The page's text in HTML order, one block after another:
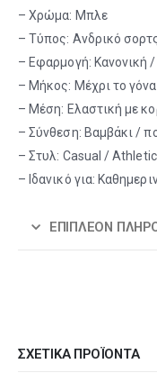
– Χρώμα: Μπλε
– Τύπος: Ανδρικό
– Εφαρμογή: Κανονική
– Μήκος: Μέχρι το
– Μέση: Ελαστική με
– Σύνθεση: Βαμβάκι /
– Στυλ: Casual / Athletic
– Ιδανικό για:
ΕΠΙΠΛΈΟΝ
ΣΧΕΤΙΚΆ ΠΡΟΪΌΝΤΑ